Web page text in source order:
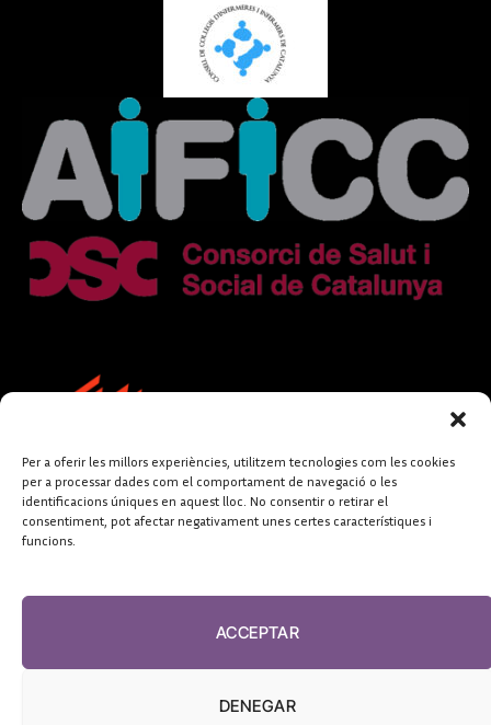
Per a oferir les millors experiències, utilitzem tecnologies com les cookies
per a processar dades com el comportament de navegació o les
identificacions úniques en aquest lloc. No consentir o retirar el
consentiment, pot afectar negativament unes certes característiques i
funcions.
ACCEPTAR
DENEGAR
FUNDACIÓ